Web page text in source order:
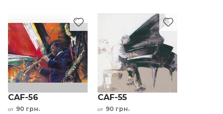
CAF-56
от 90 грн.
CAF-55
от 90 грн.